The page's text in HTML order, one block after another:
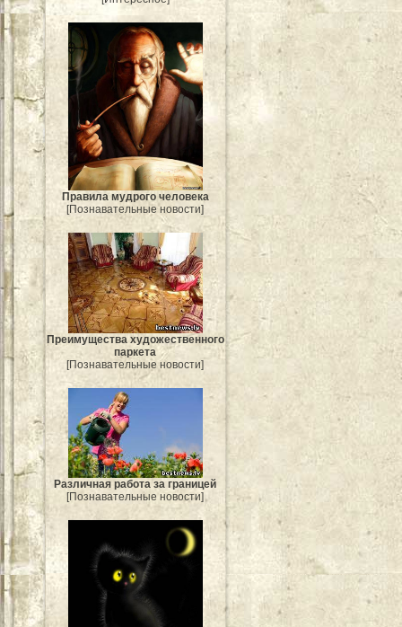
Правила мудрого человека
[Познавательные новости]
Преимущества художественного
паркета
[Познавательные новости]
Различная работа за границей
[Познавательные новости]